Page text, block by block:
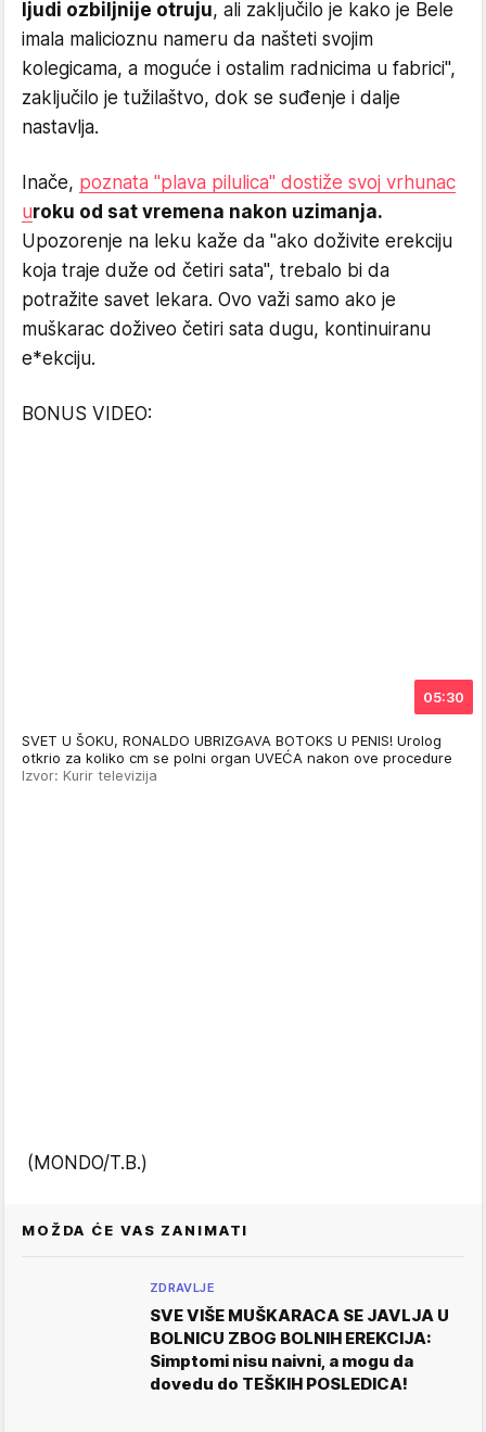
ljudi ozbiljnije otruju, ali zaključilo je kako je Bele
imala malicioznu nameru da našteti svojim
kolegicama, a moguće i ostalim radnicima u fabrici",
zaključilo je tužilaštvo, dok se suđenje i dalje
nastavlja.
Inače, poznata "plava pilulica" dostiže svoj vrhunac
uroku od sat vremena nakon uzimanja.
Upozorenje na leku kaže da "ako doživite erekciju
koja traje duže od četiri sata", trebalo bi da
potražite savet lekara. Ovo važi samo ako je
muškarac doživeo četiri sata dugu, kontinuiranu
e*ekciju.
BONUS VIDEO:
05:30
SVET U ŠOKU, RONALDO UBRIZGAVA BOTOKS U PENIS! Urolog
otkrio za koliko cm se polni organ UVEĆA nakon ove procedure
Izvor: Kurir televizija
(MONDO/T.B.)
MOŽDA ĆE VAS ZANIMATI
ZDRAVLJE
SVE VIŠE MUŠKARACA SE JAVLJA U
BOLNICU ZBOG BOLNIH EREKCIJA:
Simptomi nisu naivni, a mogu da
dovedu do TEŠKIH POSLEDICA!